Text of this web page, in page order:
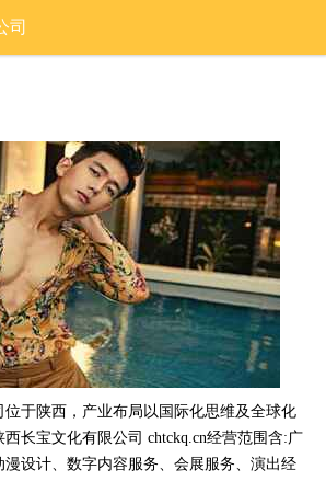
司
位于陕西，产业布局以国际化思维及全球化
长宝文化有限公司 chtckq.cn经营范围含:广
设计、数字内容服务、会展服务、演出经